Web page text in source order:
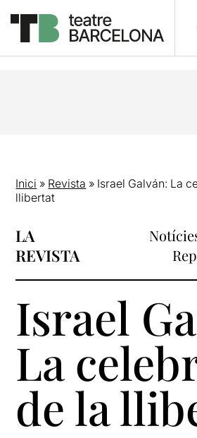
Inici » Revista » Israel Galván: La
llibertat
LA
REVISTA
Israel
La
de la